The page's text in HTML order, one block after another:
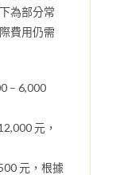
為部分常
費用仍需
– 6,000
元，
元，根據